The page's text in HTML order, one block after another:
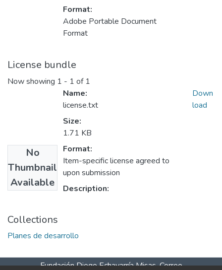
Format:
Adobe Portable Document
Format
License bundle
Now showing 1 - 1 of 1
No
Thumbnail
Available
Name:
license.txt
Size:
1.71 KB
Format:
Item-specific license agreed to
upon submission
Description:
Down
load
Collections
Planes de desarrollo
Fundación Diego Echavarría Misas. Correo